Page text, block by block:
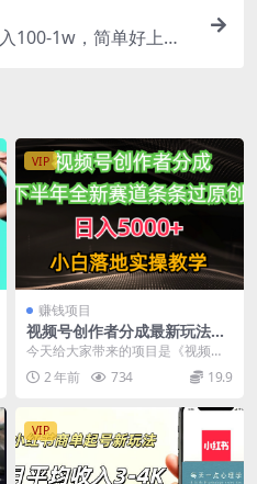
100-1w，简单好上手
VIP
赚钱项目
视频号创作者分成最新玩法，
日入5000+ 下半年全新赛道条
条过原创，小白落地实操教学
今天给大家带来的项目是《视频号
创作者分成最新玩法，日入5000+
下半年全新赛道...
2 年前 734 19.9
VIP